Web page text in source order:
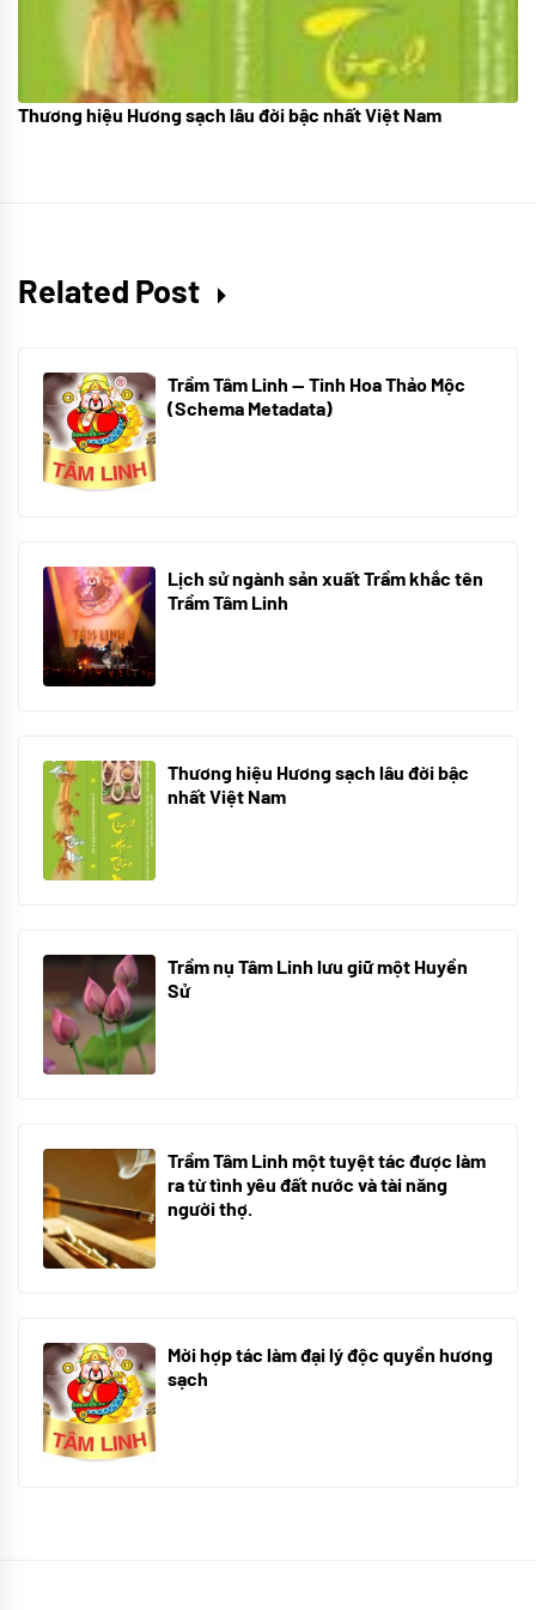
18/10/2025
Thương hiệu Hương sạch lâu đời bậc nhất Việt Nam
Related Post
Trầm Tâm Linh — Tinh Hoa Thảo Mộc
(Schema Metadata)
Lịch sử ngành sản xuất Trầm khắc tên
Trầm Tâm Linh
Thương hiệu Hương sạch lâu đời bậc
nhất Việt Nam
Trầm nụ Tâm Linh lưu giữ một Huyền
Sử
Trầm Tâm Linh một tuyệt tác được làm
ra từ tình yêu đất nước và tài năng
người thợ.
Mời hợp tác làm đại lý độc quyền hương
sạch